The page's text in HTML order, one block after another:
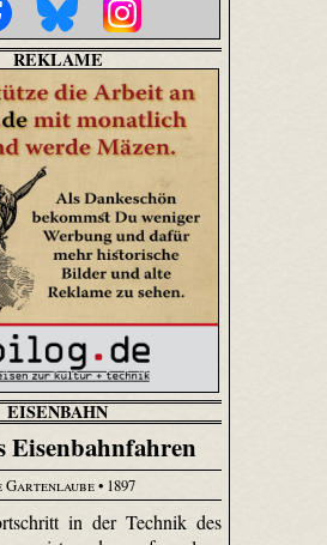
REKLAME
EISENBAHN
Eisenbahnfahren
Gartenlaube• 1897
in der Technik des